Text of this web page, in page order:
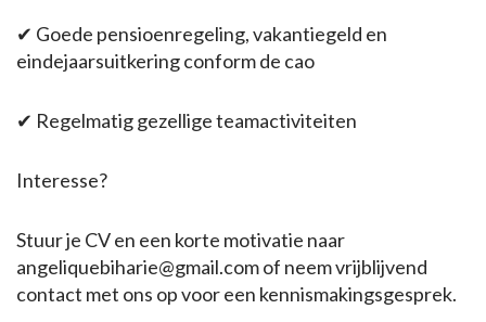
✔ Goede pensioenregeling, vakantiegeld en
eindejaarsuitkering conform de cao
✔ Regelmatig gezellige teamactiviteiten
Interesse?
Stuur je CV en een korte motivatie naar
angeliquebiharie@gmail.com of neem vrijblijvend
contact met ons op voor een kennismakingsgesprek.